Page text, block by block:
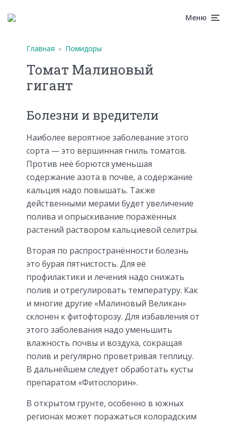
Меню
Главная » Помидоры
Томат Малиновый
гигант
Болезни и вредители
Наиболее вероятное заболевание этого
сорта — это вершинная гниль томатов.
Против неё борются уменьшая
содержание азота в почве, а содержание
кальция надо повышать. Также
действенными мерами будет увеличение
полива и опрыскивание поражённых
растений раствором кальциевой селитры.
Вторая по распространённости болезнь
это бурая пятнистость. Для её
профилактики и лечения надо снижать
полив и отрегулировать температуру. Как
и многие другие «Малиновый Великан»
склонен к фитофторозу. Для избавления от
этого заболевания надо уменьшить
влажность почвы и воздуха, сокращая
полив и регулярно проветривая теплицу.
В дальнейшем следует обработать кусты
препаратом «Фитоспорин».
В открытом грунте, особенно в южных
регионах может поражаться колорадским